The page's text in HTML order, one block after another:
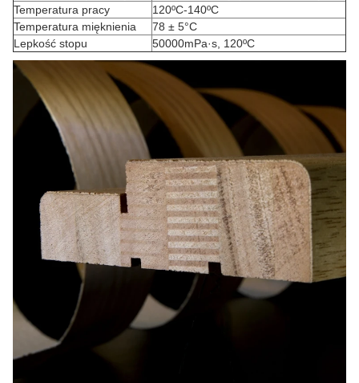
Temperatura pracy
120ºC-140ºC
Temperatura mięknienia
78 ± 5°C
Lepkość stopu
50000mPa·s, 120ºC